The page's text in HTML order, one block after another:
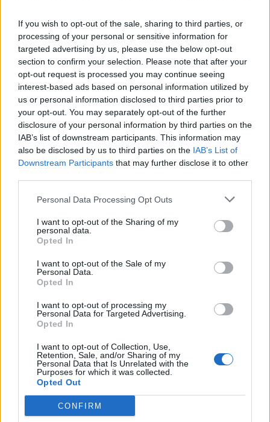
If you wish to opt-out of the sale, sharing to third parties, or
processing of your personal or sensitive information for
targeted advertising by us, please use the below opt-out
section to confirm your selection. Please note that after your
opt-out request is processed you may continue seeing
interest-based ads based on personal information utilized by
us or personal information disclosed to third parties prior to
your opt-out. You may separately opt-out of the further
disclosure of your personal information by third parties on the
IAB’s list of downstream participants. This information may
also be disclosed by us to third parties on the IAB’s List of
Downstream Participants that may further disclose it to other
Personal Data Processing Opt Outs
I want to opt-out of the Sharing of my
personal data.
Opted In
I want to opt-out of the Sale of my
Personal Data.
Opted In
I want to opt-out of processing my
Personal Data for Targeted Advertising.
Opted In
I want to opt-out of Collection, Use,
Retention, Sale, and/or Sharing of my
Personal Data that Is Unrelated with the
Purposes for which it was collected.
Opted Out
CONFIRM
EMERGENZA ITALIA
Brugnaro: "Il carnevale
annullato? Tutto si è svolto con
calma ma è stato usato contro
l'Italia"
08/03/2020
EMERGENZA ITALIA
sconfiggiamo il Coronavirus" "Il
Carnevale usato contro l'Italia"
"Si rischia un Paese a pezzi"
08/03/2020
EMERGENZA ITALIA
Brugnaro: "Basta paura,
rischiamo di risvegliarci con un
Paese a pezzi"
08/03/2020
LA LAGUNA SOMMERSA
Settanta chiese sott'acqua
17/11/2019